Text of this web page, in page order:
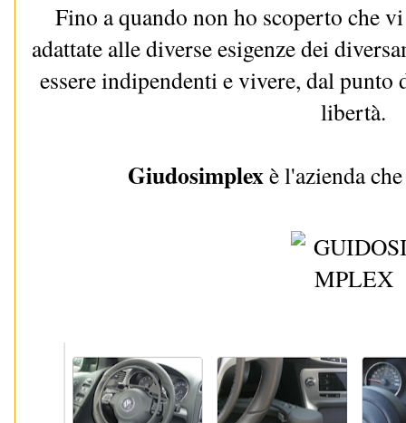
Fino a quando non ho scoperto che
adattate alle diverse esigenze dei
essere indipendenti e vivere, dal
libertà.
Giudosimplexè l'azienda